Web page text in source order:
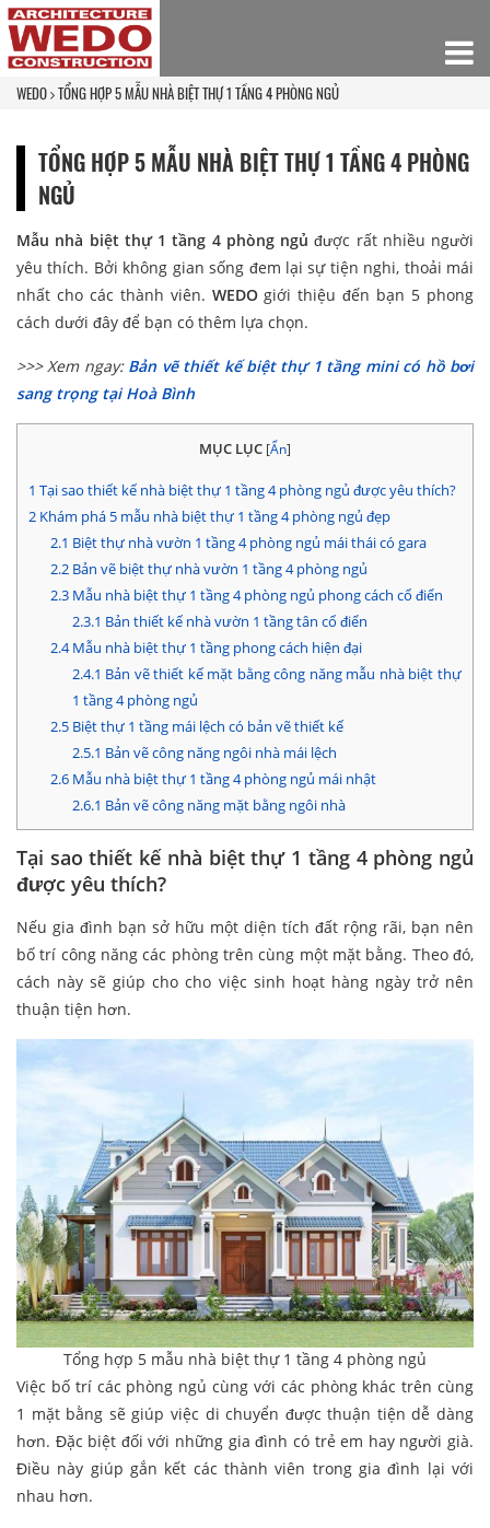
WEDO TỔNG HỢP 5 MẪU NHÀ BIỆT THỰ 1 TẦNG 4 PHÒNG NGỦ
TỔNG HỢP 5 MẪU NHÀ BIỆT THỰ 1 TẦNG 4 PHÒNG
NGỦ
Mẫu nhà biệt thự 1 tầng 4 phòng ngủđược rất nhiều người
yêu thích. Bởi không gian sống đem lại sự tiện nghi, thoải mái
nhất cho các thành viên. WEDOgiới thiệu đến bạn 5 phong
cách dưới đây để bạn có thêm lựa chọn.
>>> Xem ngay: Bản vẽ thiết kế biệt thự 1 tầng mini có hồ bơi
sang trọng tại Hoà Bình
MỤC LỤC [Ẩn]
1 Tại sao thiết kế nhà biệt thự 1 tầng 4 phòng ngủ được yêu thích?
2 Khám phá 5 mẫu nhà biệt thự 1 tầng 4 phòng ngủ đẹp
2.1 Biệt thự nhà vườn 1 tầng 4 phòng ngủ mái thái có gara
2.2Bản vẽ biệt thự nhà vườn 1 tầng 4 phòng ngủ
2.3Mẫu nhà biệt thự 1 tầng 4 phòng ngủ phong cách cổ điển
2.3.1 Bản thiết kế nhà vườn 1 tầng tân cổ điển
2.4Mẫu nhà biệt thự 1 tầng phong cách hiện đại
2.4.1 Bản vẽ thiết kế mặt bằng công năng mẫu nhà biệt thự
1 tầng 4 phòng ngủ
2.5Biệt thự 1 tầng mái lệch có bản vẽ thiết kế
2.5.1 Bản vẽ công năng ngôi nhà mái lệch
2.6Mẫu nhà biệt thự 1 tầng 4 phòng ngủ mái nhật
2.6.1 Bản vẽ công năng mặt bằng ngôi nhà
Tại sao thiết kế nhà biệt thự 1 tầng 4 phòng ngủ
được yêu thích?
Nếu gia đình bạn sở hữu một diện tích đất rộng rãi, bạn nên
bố trí công năng các phòng trên cùng một mặt bằng. Theo đó,
cách này sẽ giúp cho cho việc sinh hoạt hàng ngày trở nên
thuận tiện hơn.
Tổng hợp 5 mẫu nhà biệt thự 1 tầng 4 phòng ngủ
Việc bố trí các phòng ngủ cùng với các phòng khác trên cùng
1 mặt bằng sẽ giúp việc di chuyển được thuận tiện dễ dàng
hơn. Đặc biệt đối với những gia đình có trẻ em hay người già.
Điều này giúp gắn kết các thành viên trong gia đình lại với
nhau hơn.